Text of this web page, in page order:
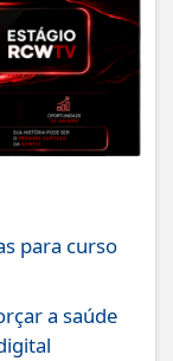
para curso
a saúde